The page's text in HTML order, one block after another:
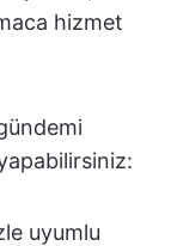
hizmet
uyumlu